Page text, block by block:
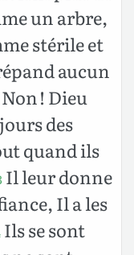
un arbre,
stérile et
aucun
Non ! Dieu
des
quand ils
Il leur donne
Il a les
Ils se sont